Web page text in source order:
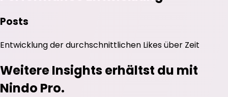
Posts
Entwicklung der durchschnittlichen Likesüber Zeit
Weitere Insights erhältst du mit
Nindo Pro.